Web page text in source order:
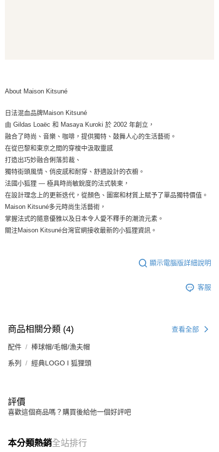
About Maison Kitsuné
日法混血品牌Maison Kitsuné
由 Gildas Loaëc 和 Masaya Kuroki 於 2002 年創立，
融合了時尚、音樂、咖啡，提供獨特、鼓舞人心的生活藝術。
在從巴黎和東京之間的穿梭中汲取靈感
打造出巧妙融合俐落剪裁、
獨特街頭風情、俏皮感和耐穿、舒適設計的衣櫥。
法國小狐狸 — 極具時尚敏銳度的法式裝束，
在設計理念上的更新迭代，從顏色、圖案和材質上賦予了單品獨特價值。
Maison Kitsuné多元時尚生活藝術，
掌握法式的隨意優雅以及日本令人愛不釋手的潮流元素。
關注Maison Kitsuné台灣官網接收最新的小狐狸資訊。
顯示電腦版詳細說明
客服
商品相關分類 (4) 查看全部
配件 棒球帽/毛帽/漁夫帽
系列 經典LOGO I 狐狸頭
評價
喜歡這個商品嗎？購買後給他一個好評吧
本分類熱銷全站排行